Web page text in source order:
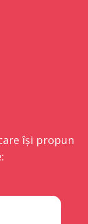
își propun